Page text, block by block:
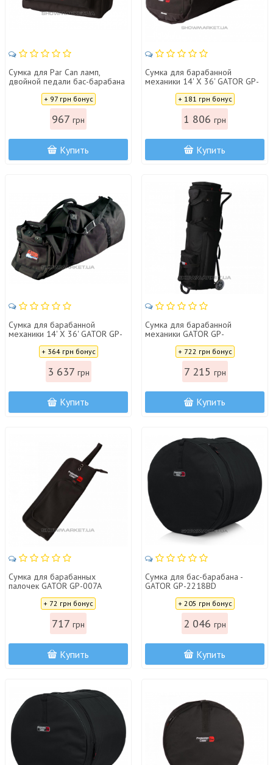
Сумка для Par Can ламп,
двойной педали бас-барабана
или бонго GATOR GP-66
+ 97 грн бонус
967 грн
Купить
Сумка для барабанной
механики 14' X 36' GATOR GP-
HDWE-1436
+ 181 грн бонус
1 806 грн
Купить
Сумка для барабанной
механики 14' X 36' GATOR GP-
HDWE-1436W
+ 364 грн бонус
3 637 грн
Купить
Сумка для барабанной
механики GATOR GP-
DRUMCART
+ 722 грн бонус
7 215 грн
Купить
Сумка для барабанных
палочек GATOR GP-007A
+ 72 грн бонус
717 грн
Купить
Сумка для бас-барабана -
GATOR GP-2218BD
+ 205 грн бонус
2 046 грн
Купить